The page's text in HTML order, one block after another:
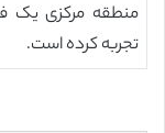
منطقه مرکزی یک
تجربه کرده است.